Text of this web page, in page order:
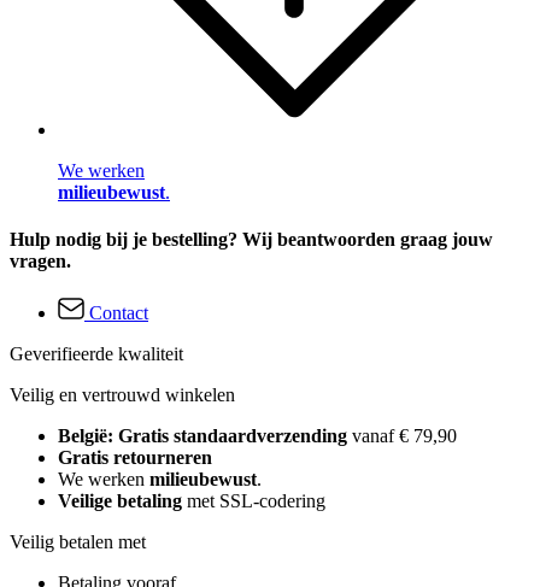
We werken
milieubewust.
Hulp nodig bij je bestelling? Wij beantwoorden graag jouw
vragen.
Contact
Geverifieerde kwaliteit
Veilig en vertrouwd winkelen
België: Gratis standaardverzending vanaf € 79,90
Gratis retourneren
We werken milieubewust.
Veilige betaling met SSL-codering
Veilig betalen met